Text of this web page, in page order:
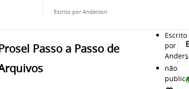
Escrito por Anderson
Passo a Passo de
Escrito
por
não